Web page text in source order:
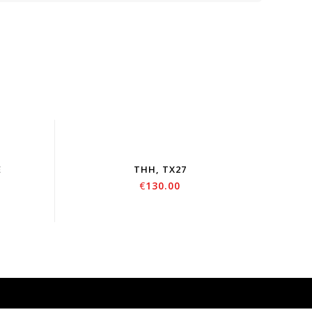
THH, TX27
€130.00